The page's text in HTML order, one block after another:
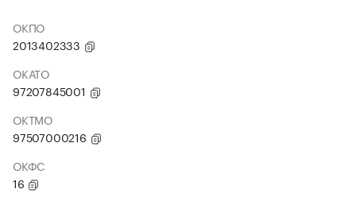
ОКПО
2013402333
ОКАТО
97207845001
ОКТМО
97507000216
ОКФС
16